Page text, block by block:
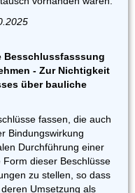
Besschlussfasssung
- Zur Nichtigkeit
über bauliche
fassen, die auch
Bindungswirkung
Durchführung einer
dieser Beschlüsse
zu stellen, so dass
Umsetzung als